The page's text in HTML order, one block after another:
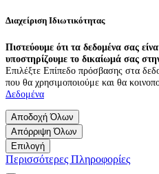
Διαχείριση Ιδιωτικότητας
Πιστεύουμε ότι τα δεδομένα σας
υποστηρίζουμε το δικαίωμά σας
Επιλέξτε Επίπεδο πρόσβασης στα
που θα χρησιμοποιούμε και θα
Δεδομένα
Αποδοχή Όλων
Απόρριψη Όλων
Επιλογή
Περισσότερες Πληροφορίες